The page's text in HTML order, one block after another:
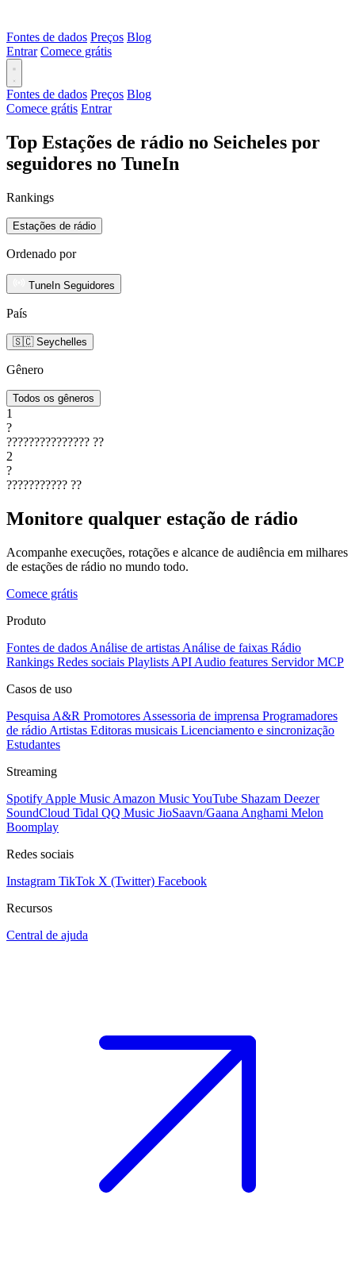
Fontes de dados Preços Blog
Entrar Comece grátis
Fontes de dados Preços Blog
Comece grátis Entrar
Top Estações de rádio no Seicheles por
seguidores no TuneIn
Rankings
Estações de rádio
Ordenado por
TuneIn Seguidores
País
🇸🇨 Seychelles
Gênero
Todos os gêneros
1
?
??????????????? ??
2
?
??????????? ??
Monitore qualquer estação de rádio
Acompanhe execuções, rotações e alcance de audiência em milhares
de estações de rádio no mundo todo.
Comece grátis
Produto
Fontes de dados Análise de artistas Análise de faixas Rádio
Rankings Redes sociais Playlists API Audio features Servidor MCP
Casos de uso
Pesquisa A&R Promotores Assessoria de imprensa Programadores
de rádio Artistas Editoras musicais Licenciamento e sincronização
Estudantes
Streaming
Spotify Apple Music Amazon MusicYouTube Shazam Deezer
SoundCloud Tidal QQ Music JioSaavn/Gaana Anghami Melon
Boomplay
Redes sociais
Instagram TikTok X (Twitter) Facebook
Recursos
Central de ajuda